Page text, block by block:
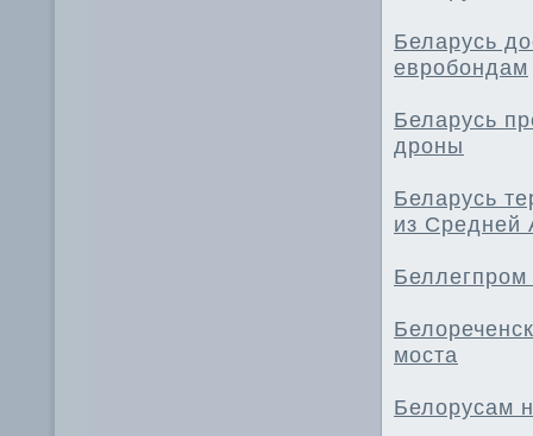
Беларусь
евробондам
Беларусь
дроны
Беларусь
из Средней
моста
Белорусам